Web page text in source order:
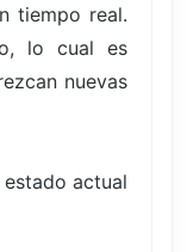
tiempo real.
lo cual es
nuevas
actual